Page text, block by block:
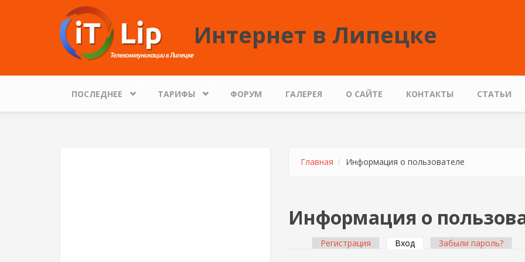
Перейти к основному содержанию
Интернет в Липецке
ПОСЛЕДНЕЕ ТАРИФЫ ФОРУМ ГАЛЕРЕЯ О САЙТЕ КОНТАКТЫ СТАТЬИ
Главная Информация о пользователе
Информация о
Регистрация Вход (активная вкладка)
Забыли пароль?